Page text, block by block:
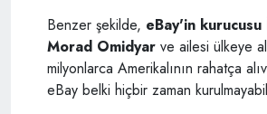
Benzer şekilde, eBay'in
Morad Omidyar ve ailesi ülkeye
milyonlarca Amerikalının rahatça
eBay belki hiçbir zaman